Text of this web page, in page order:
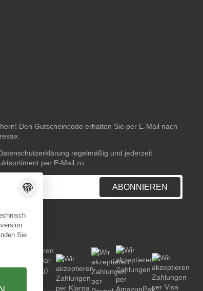
Den Gutscheincode erhalten Sie per E-Mail nach
regelmäßig und jederzeit
per E-Mail zu.
ABONNIEREN
Sie